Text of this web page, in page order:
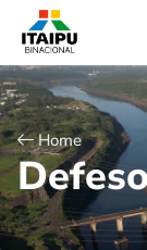
Home
Defes